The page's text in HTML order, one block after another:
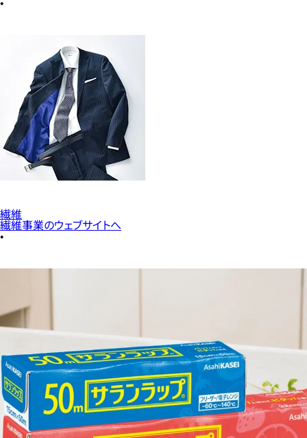
繊維
繊維事業のウェブサイトへ